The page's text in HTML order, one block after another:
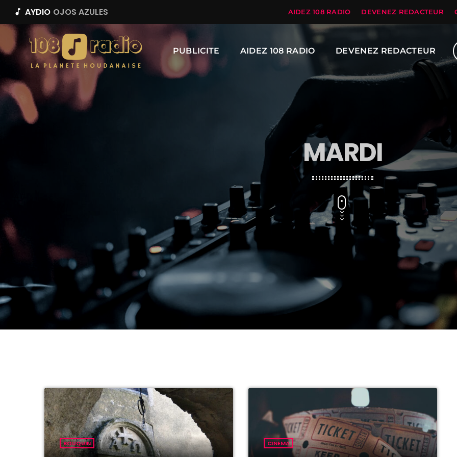
music_note AYDIO OJOS AZULES AIDEZ 108 RADIO DEVENEZ REDACTEUR
PUBLICITE AIDEZ 108 RADIO DEVENEZ REDACTEUR
MARDI
BOUQUIN CINEMA